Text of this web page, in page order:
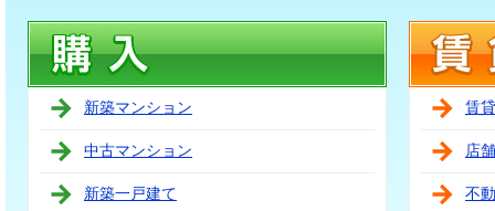
新築マンション
中古マンション
新築一戸建て
賃
店
不